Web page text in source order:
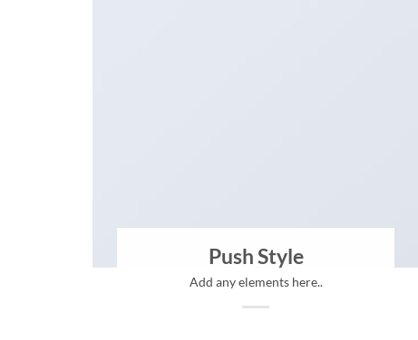
Push Style
Add any elements here..